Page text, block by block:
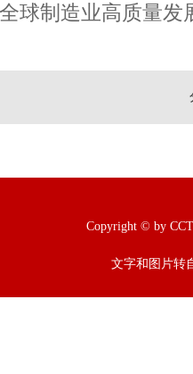
球制造业高质量发
Copyright © by
文字和图片转